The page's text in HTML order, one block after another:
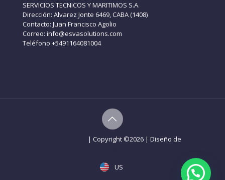
SERVICIOS TECNICOS Y MARITIMOS S.A.
Dirección: Alvarez Jonte 6469, CABA (1408)
Contacto: Juan Francisco Agolio
Correo: info@esvasolutions.com
Teléfono +5491164081004
| Copyright ©2026 | Diseño de
US